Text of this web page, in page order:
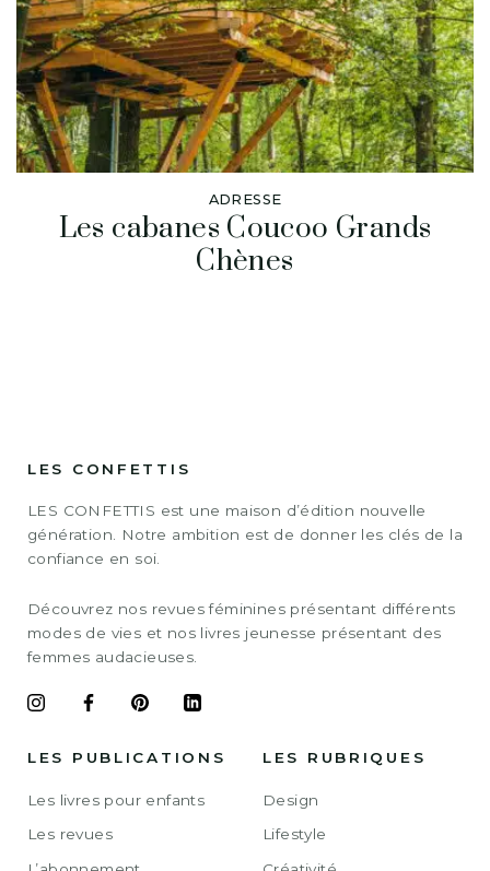
ADRESSE
Les cabanes Coucoo Grands
Chènes
LES CONFETTIS
LES CONFETTIS est une maison d’édition nouvelle
génération. Notre ambition est de donner les clés de la
confiance en soi.
Découvrez nos revues féminines présentant différents
modes de vies et nos livres jeunesse présentant des
femmes audacieuses.
LES PUBLICATIONS
Les livres pour enfants
Les revues
LES RUBRIQUES
Design
Lifestyle